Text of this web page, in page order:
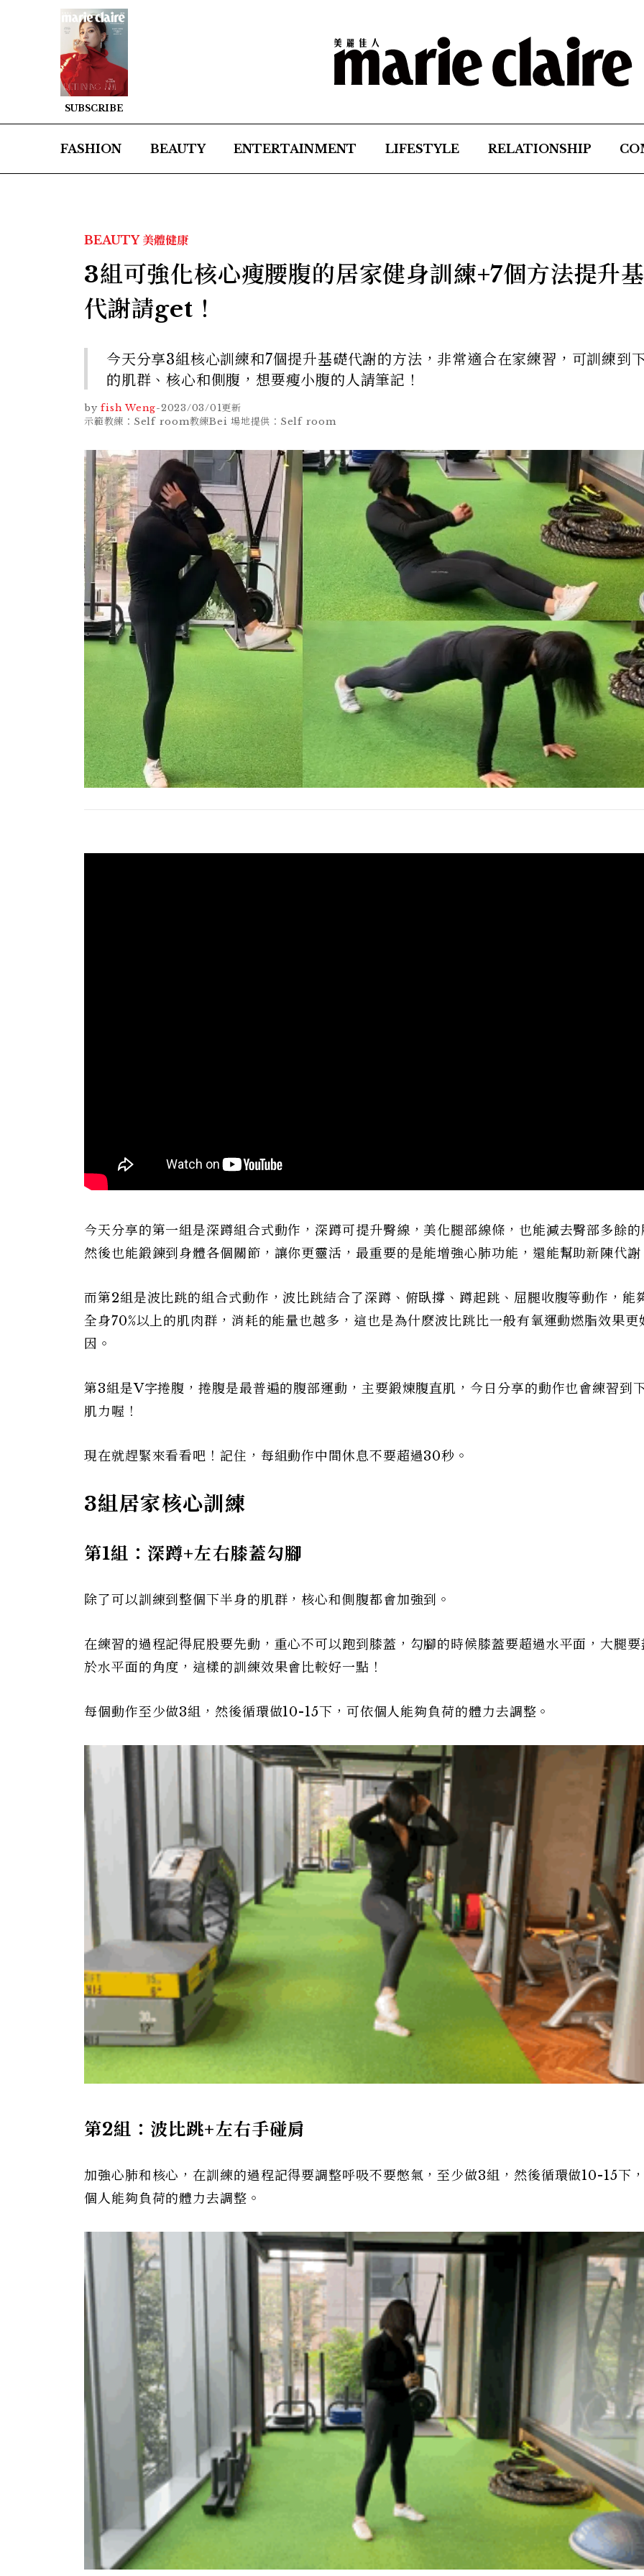
SUBSCRIBE
FASHION BEAUTY ENTERTAINMENT LIFESTYLE RELATIONSHIP
BEAUTY 美體健康
3組可強化核心瘦腰腹的居家健身訓練+7個方法提升
代謝請get！
今天分享3組核心訓練和7個提升基礎代謝的方法，非常適合在家練習，可訓練到
的肌群、核心和側腹，想要瘦小腹的人請筆記！
by fish Weng-2023/03/01更新
示範教練：Self room教練Bei 場地提供：Self room
今天分享的第一組是深蹲組合式動作，深蹲可提升臀線，美化腿部線條，也能減去臀部多餘
然後也能鍛鍊到身體各個關節，讓你更靈活，最重要的是能增強心肺功能，還能幫助新陳代謝
而第2組是波比跳的組合式動作，波比跳結合了深蹲、俯臥撐、蹲起跳、屈腿收腹等動作，能
全身70%以上的肌肉群，消耗的能量也越多，這也是為什麽波比跳比一般有氧運動燃脂效果更
因。
第3組是V字捲腹，捲腹是最普遍的腹部運動，主要鍛煉腹直肌，今日分享的動作也會練習到
肌力喔！
現在就趕緊來看看吧！記住，每組動作中間休息不要超過30秒。
3組居家核心訓練
第1組：深蹲+左右膝蓋勾腳
除了可以訓練到整個下半身的肌群，核心和側腹都會加強到。
在練習的過程記得屁股要先動，重心不可以跑到膝蓋，勾腳的時候膝蓋要超過水平面，大腿
於水平面的角度，這樣的訓練效果會比較好一點！
每個動作至少做3組，然後循環做10-15下，可依個人能夠負荷的體力去調整。
第2組：波比跳+左右手碰肩
加強心肺和核心，在訓練的過程記得要調整呼吸不要憋氣，至少做3組，然後循環做10-15下
個人能夠負荷的體力去調整。